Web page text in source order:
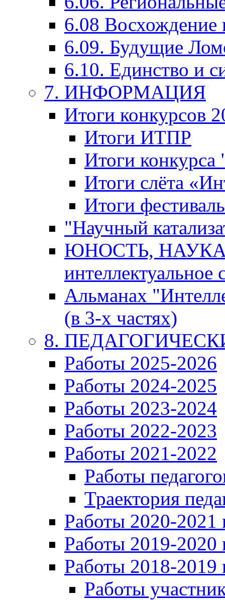
6.08 Восхождение
6.09. Будущие
6.10. Единство и
7. ИНФОРМАЦИЯ
Итоги конкурсов
Итоги ИТПР
Итоги
Итоги слёта
Итоги
"Научный
ЮНОСТЬ,
интеллектуальное
Альманах
(в 3-х частях)
8.
Работы 2025-2026
Работы 2024-2025
Работы 2023-2024
Работы 2022-2023
Работы 2021-2022
Работы
Траектория
Работы 2020-2021
Работы 2019-2020
Работы 2018-2019
Работы